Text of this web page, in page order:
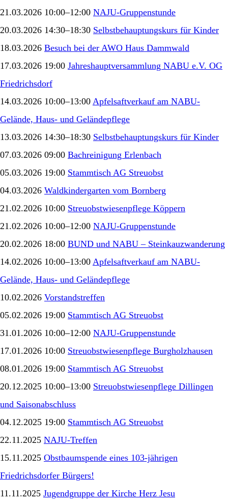
21.03.2026 10:00–12:00 NAJU-Gruppenstunde
20.03.2026 14:30–18:30 Selbstbehauptungskurs für Kinder
18.03.2026 Besuch bei der AWO Haus Dammwald
17.03.2026 19:00 Jahreshauptversammlung NABU e.V. OG
Friedrichsdorf
14.03.2026 10:00–13:00 Apfelsaftverkauf am NABU-
Gelände, Haus- und Geländepflege
13.03.2026 14:30–18:30 Selbstbehauptungskurs für Kinder
07.03.2026 09:00 Bachreinigung Erlenbach
05.03.2026 19:00 Stammtisch AG Streuobst
04.03.2026 Waldkindergarten vom Bornberg
21.02.2026 10:00 Streuobstwiesenpflege Köppern
21.02.2026 10:00–12:00 NAJU-Gruppenstunde
20.02.2026 18:00 BUND und NABU – Steinkauzwanderung
14.02.2026 10:00–13:00 Apfelsaftverkauf am NABU-
Gelände, Haus- und Geländepflege
10.02.2026 Vorstandstreffen
05.02.2026 19:00 Stammtisch AG Streuobst
31.01.2026 10:00–12:00 NAJU-Gruppenstunde
17.01.2026 10:00 Streuobstwiesenpflege Burgholzhausen
08.01.2026 19:00 Stammtisch AG Streuobst
20.12.2025 10:00–13:00 Streuobstwiesenpflege Dillingen
und Saisonabschluss
04.12.2025 19:00 Stammtisch AG Streuobst
22.11.2025 NAJU-Treffen
15.11.2025 Obstbaumspende eines 103-jährigen
Friedrichsdorfer Bürgers!
11.11.2025 Jugendgruppe der Kirche Herz Jesu